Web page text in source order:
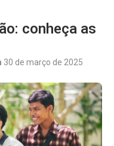
conheça as
30 de março de 2025